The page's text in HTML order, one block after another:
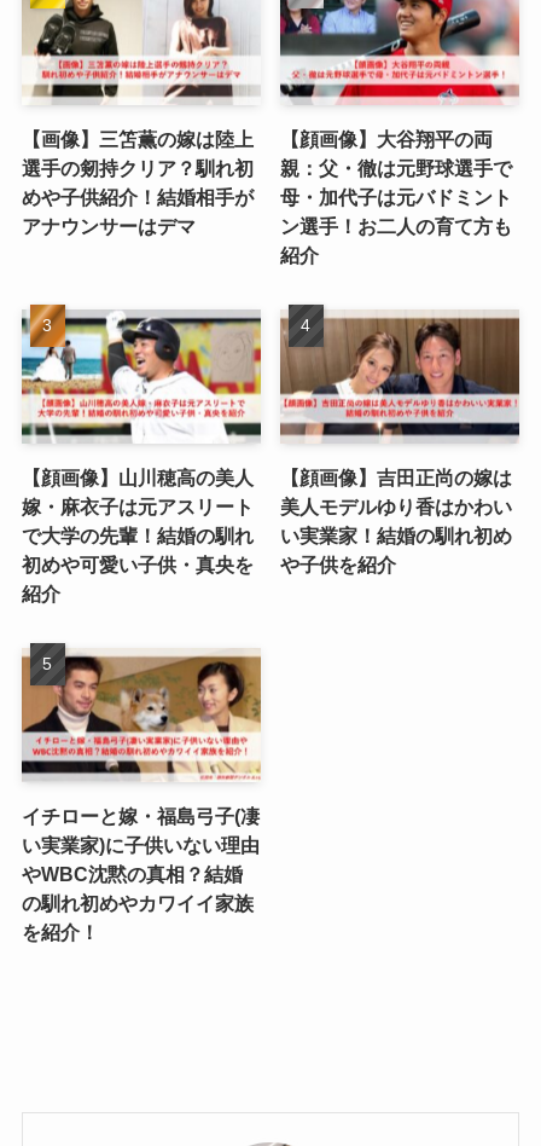
【画像】三笘薫の嫁は陸上
選手の剱持クリア？馴れ初
めや子供紹介！結婚相手が
アナウンサーはデマ
【顔画像】大谷翔平の両
親：父・徹は元野球選手で
母・加代子は元バドミント
ン選手！お二人の育て方も
紹介
【顔画像】山川穂高の美人
嫁・麻衣子は元アスリート
で大学の先輩！結婚の馴れ
初めや可愛い子供・真央を
紹介
【顔画像】吉田正尚の嫁は
美人モデルゆり香はかわい
い実業家！結婚の馴れ初め
や子供を紹介
イチローと嫁・福島弓子(凄
い実業家)に子供いない理由
やWBC沈黙の真相？結婚
の馴れ初めやカワイイ家族
を紹介！